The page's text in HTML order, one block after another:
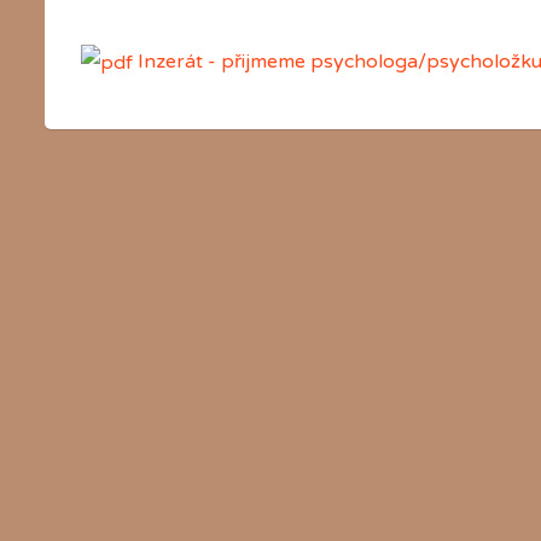
Inzerát - přijmeme psychologa/psycholožku